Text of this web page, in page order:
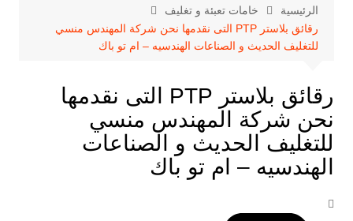
الرئيسية
خامات تعبئة و تغليف
رقائق بلاستر PTP التى نقدمها نحن شركة المهندس منسي
للتغليف الحديث و الصناعات الهندسيه – ام تو باك
رقائق بلاستر PTP التى نقدمها
نحن شركة المهندس منسي
للتغليف الحديث و الصناعات
الهندسيه – ام تو باك